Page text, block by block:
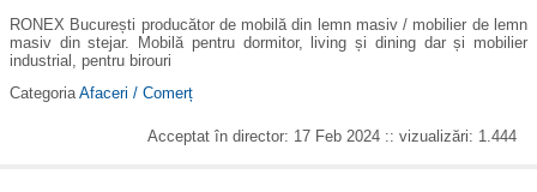
RONEX București producător de mobilă din lemn masiv / mobilier de lemn
masiv din stejar. Mobilă pentru dormitor, living și dining dar și mobilier
industrial, pentru birouri
Categoria Afaceri / Comerț
Acceptat în director: 17 Feb 2024 :: vizualizări: 1.444